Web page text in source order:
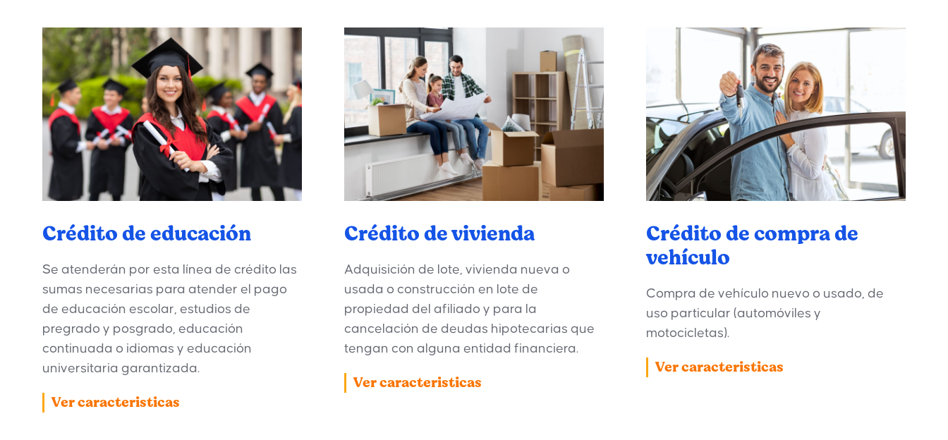
Crédito de educación
Se atenderán por esta línea de crédito las
sumas necesarias para atender el pago
de educación escolar, estudios de
pregrado y posgrado, educación
continuada o idiomas y educación
universitaria garantizada.
Ver caracteristicas
Crédito de vivienda
Adquisición de lote, vivienda nueva o
usada o construcción en lote de
propiedad del afiliado y para la
cancelación de deudas hipotecarias que
tengan con alguna entidad financiera.
Ver caracteristicas
Crédito de compra de
vehículo
Compra de vehículo nuevo o usado, de
uso particular (automóviles y
motocicletas).
Ver caracteristicas